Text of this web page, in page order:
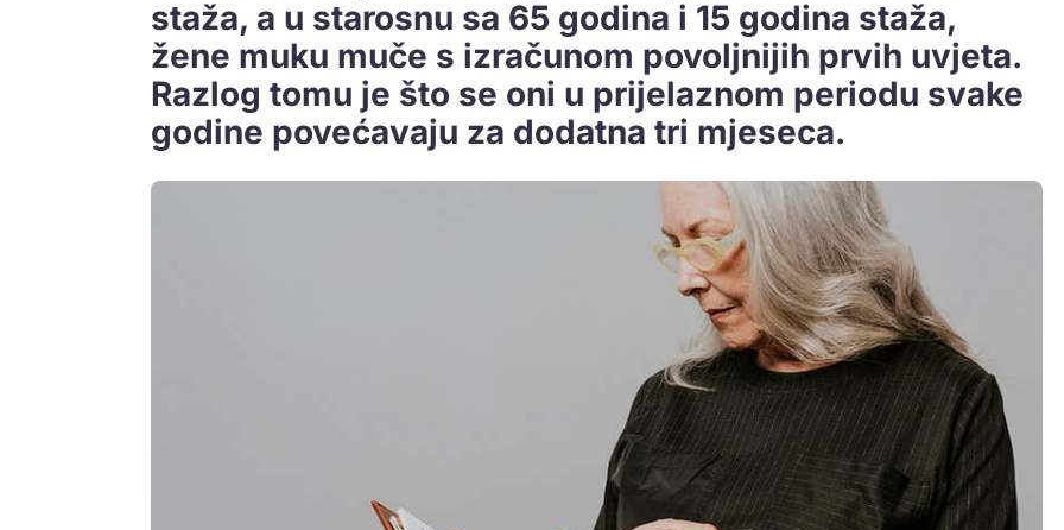
staža, a u starosnu sa 65 godina i 15 godina staža,
žene muku muče s izračunom povoljnijih prvih uvjeta.
Razlog tomu je što se oni u prijelaznom periodu svake
godine povećavaju za dodatna tri mjeseca.